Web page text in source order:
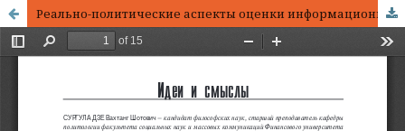
Реально-политические аспекты оценки информационно-идеологического и символического значения интерпретаций роли личности в истории